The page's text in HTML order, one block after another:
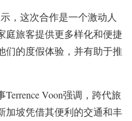
，这次合作是一个激动人
庭旅客提供更多样化和便捷
们的度假体验，并有助于推
Voon强调，跨代旅
加坡凭借其便利的交通和丰